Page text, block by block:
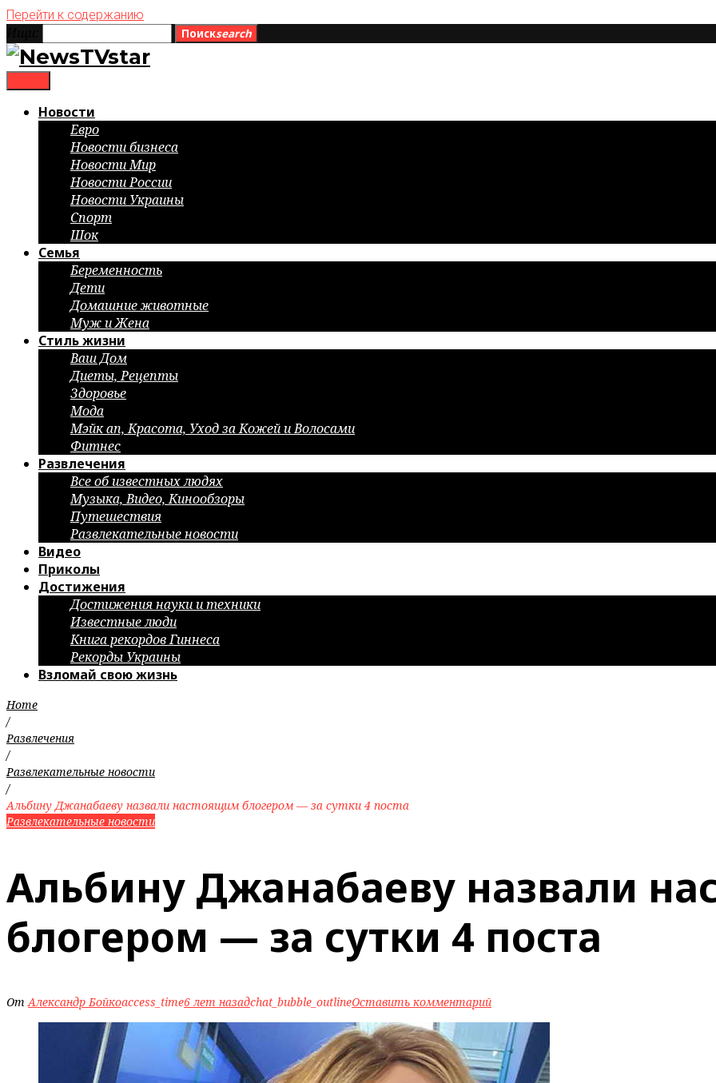
Перейти к содержанию
Поискsearch
Новости
Евро
Новости бизнеса
Новости Мир
Новости России
Новости Украины
Спорт
Шок
Семья
Беременность
Дети
Домашние животные
Муж и Жена
Стиль жизни
Ваш Дом
Диеты, Рецепты
Здоровье
Мода
Мэйк ап, Красота, Уход за Кожей и Волосами
Фитнес
Развлечения
Все об известных людях
Музыка, Видео, Кинообзоры
Путешествия
Развлекательные новости
Видео
Приколы
Достижения
Достижения науки и техники
Известные люди
Книга рекордов Гиннеса
Рекорды Украины
Взломай свою жизнь
Home
/
Развлечения
/
Развлекательные новости
/
Альбину Джанабаеву назвали настоящим блогером — за сутки 4 поста
Развлекательные новости
Альбину Джанабаеву назвали
блогером — за сутки 4 поста
ОтАлександр Бойкоaccess_time6 лет назадchat_bubble_outlineОставить комментарий